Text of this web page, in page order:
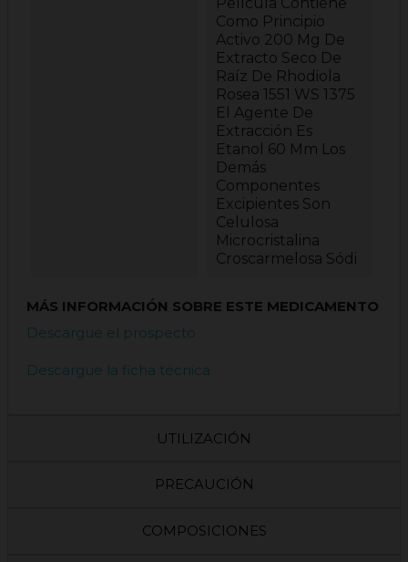
Como Principio
Activo 200 Mg De
Extracto Seco De
Raíz De Rhodiola
Rosea 1551 WS 1375
El Agente De
Extracción Es
Etanol 60 Mm Los
Demás
Componentes
Excipientes Son
Celulosa
Microcristalina
Croscarmelosa Sódi
MÁS INFORMACIÓN SOBRE ESTE MEDICAMENTO
Descargue el prospecto
Descargue la ficha técnica
UTILIZACIÓN
PRECAUCIÓN
COMPOSICIONES